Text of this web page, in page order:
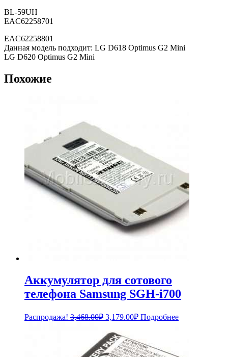
BL-59UH
EAC62258701
EAC62258801
Данная модель подходит: LG D618 Optimus G2 Mini
LG D620 Optimus G2 Mini
Похожие
Аккумулятор для сотового
телефона Samsung SGH-i700
Распродажа! 3,468.00₽ Первоначальная
составляла
3,468.00₽.
3,179.00₽Текущая
цена:
Подробнее